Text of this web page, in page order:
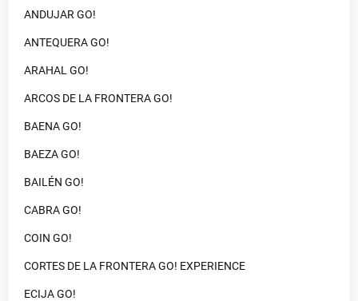
ANDUJAR GO!
ANTEQUERA GO!
ARAHAL GO!
ARCOS DE LA FRONTERA GO!
BAENA GO!
BAEZA GO!
BAILÉN GO!
CABRA GO!
COIN GO!
CORTES DE LA FRONTERA GO! EXPERIENCE
ECIJA GO!